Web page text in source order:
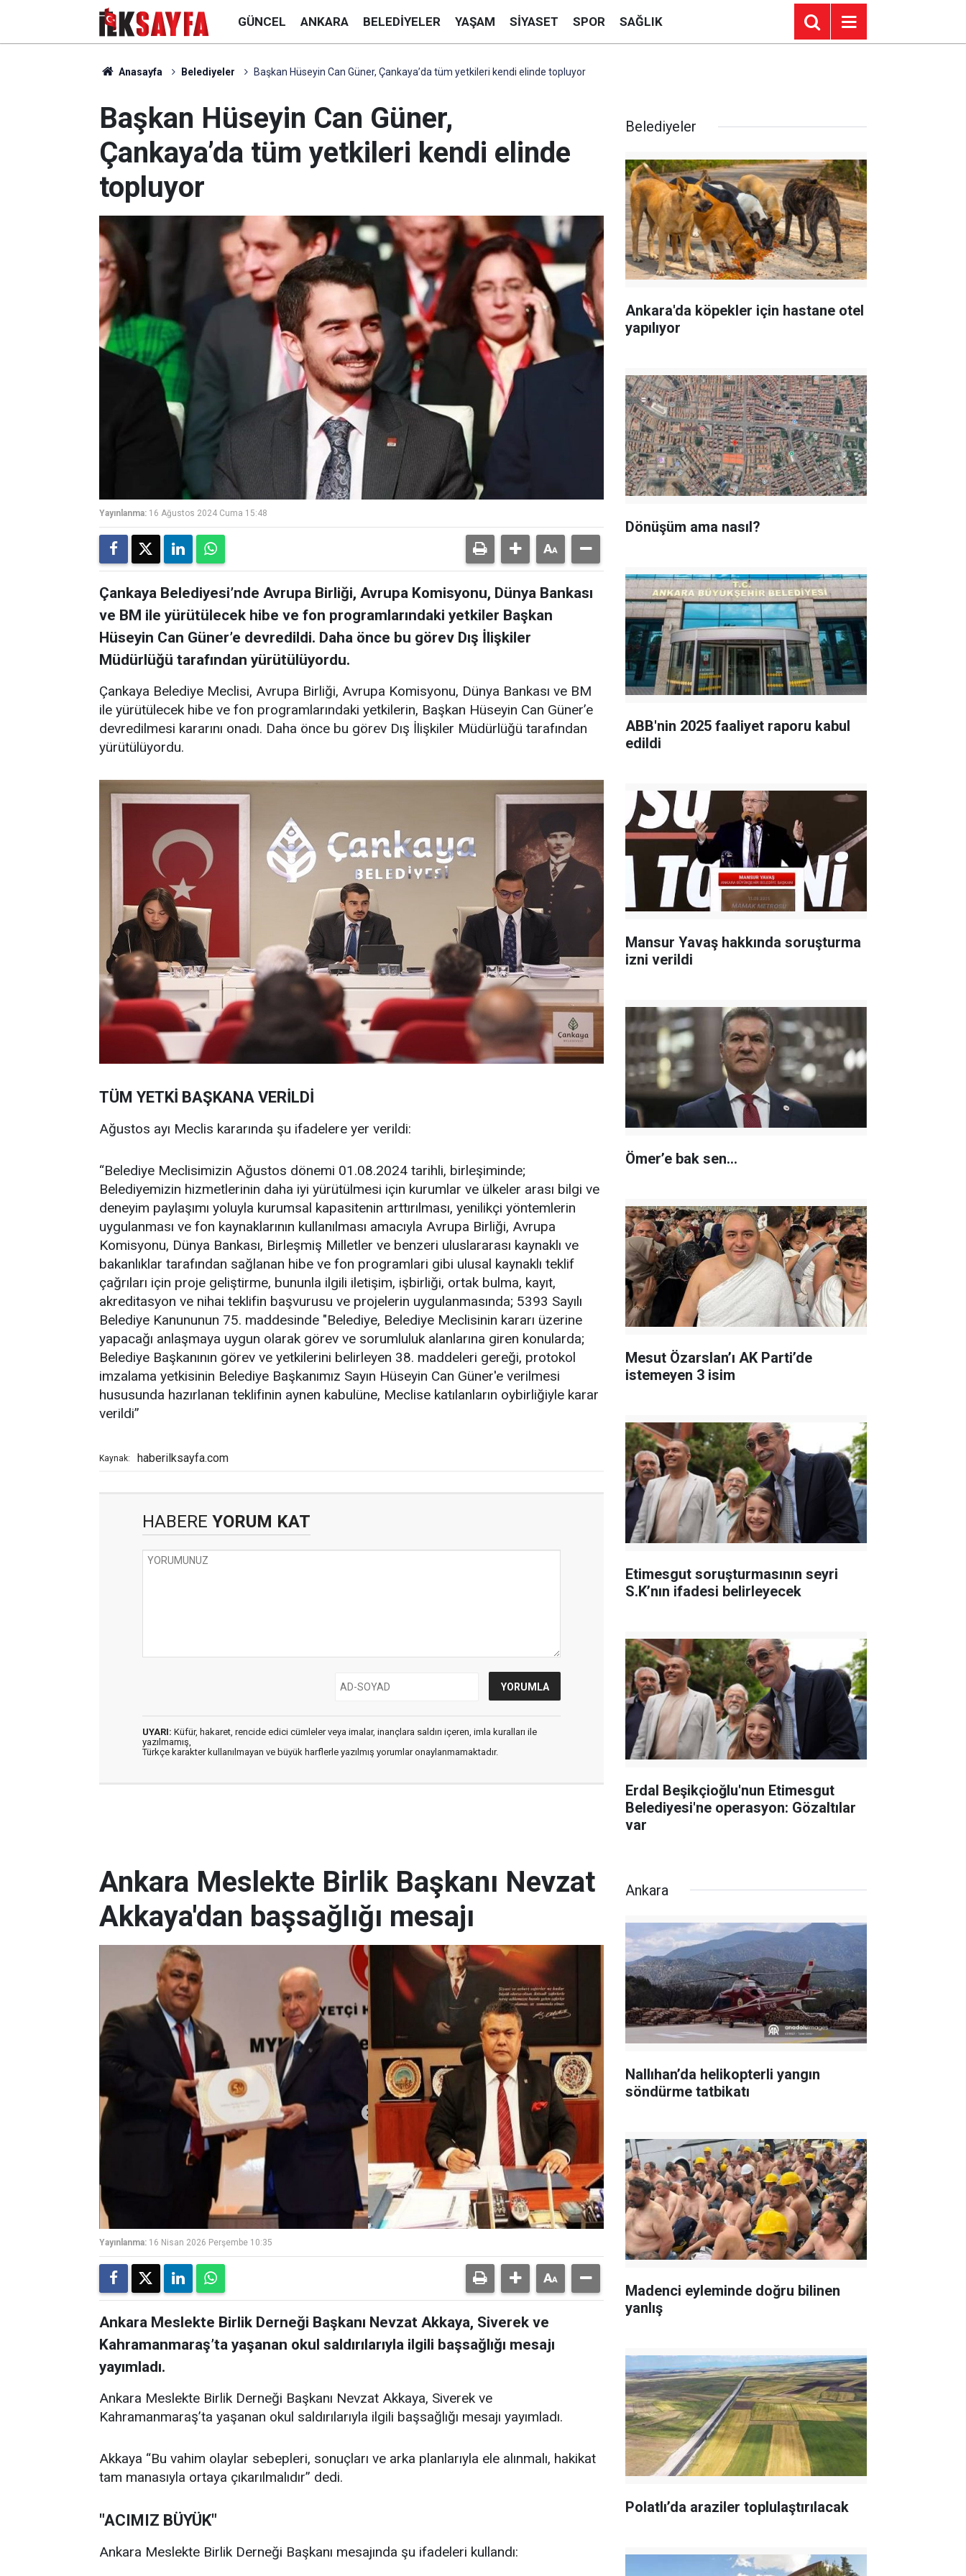
GÜNCEL ANKARA BELEDIYELER YAŞAM SIYASET SPOR SAĞLIK
Anasayfa Belediyeler Başkan Hüseyin Can Güner, Çankaya’da tüm yetkileri kendi elinde topluyor
Başkan Hüseyin Can Güner,
Çankaya’da tüm yetkileri kendi elinde
topluyor
Yayınlanma: 16 Ağustos 2024 Cuma 15:48
Çankaya Belediyesi’nde Avrupa Birliği, Avrupa Komisyonu, Dünya Bankası
ve BM ile yürütülecek hibe ve fon programlarındaki yetkiler Başkan
Hüseyin Can Güner’e devredildi. Daha önce bu görev Dış İlişkiler
Müdürlüğü tarafından yürütülüyordu.
Çankaya Belediye Meclisi, Avrupa Birliği, Avrupa Komisyonu, Dünya Bankası ve BM
ile yürütülecek hibe ve fon programlarındaki yetkilerin, Başkan Hüseyin Can Güner’e
devredilmesi kararını onadı. Daha önce bu görev Dış İlişkiler Müdürlüğü tarafından
yürütülüyordu.
TÜM YETKİ BAŞKANA VERİLDİ
Ağustos ayı Meclis kararında şu ifadelere yer verildi:
“Belediye Meclisimizin Ağustos dönemi 01.08.2024 tarihli, birleşiminde;
Belediyemizin hizmetlerinin daha iyi yürütülmesi için kurumlar ve ülkeler arası bilgi ve
deneyim paylaşımı yoluyla kurumsal kapasitenin arttırılması, yenilikçi yöntemlerin
uygulanması ve fon kaynaklarının kullanılması amacıyla Avrupa Birliği, Avrupa
Komisyonu, Dünya Bankası, Birleşmiş Milletler ve benzeri uluslararası kaynaklı ve
bakanlıklar tarafından sağlanan hibe ve fon programlari gibi ulusal kaynaklı teklif
çağrıları için proje geliştirme, bununla ilgili iletişim, işbirliği, ortak bulma, kayıt,
akreditasyon ve nihai teklifin başvurusu ve projelerin uygulanmasında; 5393 Sayılı
Belediye Kanununun 75. maddesinde "Belediye, Belediye Meclisinin kararı üzerine
yapacağı anlaşmaya uygun olarak görev ve sorumluluk alanlarına giren konularda;
Belediye Başkanının görev ve yetkilerini belirleyen 38. maddeleri gereği, protokol
imzalama yetkisinin Belediye Başkanımız Sayın Hüseyin Can Güner'e verilmesi
hususunda hazırlanan teklifinin aynen kabulüne, Meclise katılanların oybirliğiyle karar
verildi”
Kaynak: haberilksayfa.com
HABERE YORUM KAT
UYARI: Küfür, hakaret, rencide edici cümleler veya imalar, inançlara saldırı içeren, imla kuralları ile
yazılmamış,
Türkçe karakter kullanılmayan ve büyük harflerle yazılmış yorumlar onaylanmamaktadır.
Belediyeler
Ankara'da köpekler için hastane otel
yapılıyor
Dönüşüm ama nasıl?
ABB'nin 2025 faaliyet raporu kabul
edildi
Mansur Yavaş hakkında soruşturma
izni verildi
Ömer’e bak sen…
Mesut Özarslan’ı AK Parti’de
istemeyen 3 isim
Etimesgut soruşturmasının seyri
S.K’nın ifadesi belirleyecek
Erdal Beşikçioğlu'nun Etimesgut
Belediyesi'ne operasyon: Gözaltılar
var
Ankara Meslekte Birlik Başkanı Nevzat
Akkaya'dan başsağlığı mesajı
Yayınlanma: 16 Nisan 2026 Perşembe 10:35
Ankara Meslekte Birlik Derneği Başkanı Nevzat Akkaya, Siverek ve
Kahramanmaraş’ta yaşanan okul saldırılarıyla ilgili başsağlığı mesajı
yayımladı.
Ankara Meslekte Birlik Derneği Başkanı Nevzat Akkaya, Siverek ve
Kahramanmaraş’ta yaşanan okul saldırılarıyla ilgili başsağlığı mesajı yayımladı.
Akkaya “Bu vahim olaylar sebepleri, sonuçları ve arka planlarıyla ele alınmalı, hakikat
tam manasıyla ortaya çıkarılmalıdır” dedi.
"ACIMIZ BÜYÜK"
Ankara Meslekte Birlik Derneği Başkanı mesajında şu ifadeleri kullandı:
Ankara
Nallıhan’da helikopterli yangın
söndürme tatbikatı
Madenci eyleminde doğru bilinen
yanlış
Polatlı’da araziler toplulaştırılacak